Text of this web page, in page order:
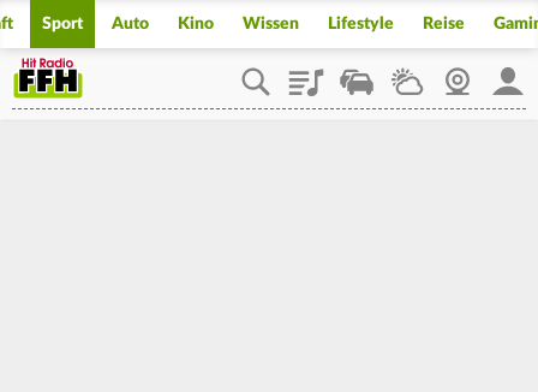
Sport Auto Kino Wissen Lifestyle Reise
PlaylistStaupilotWetterWebcam